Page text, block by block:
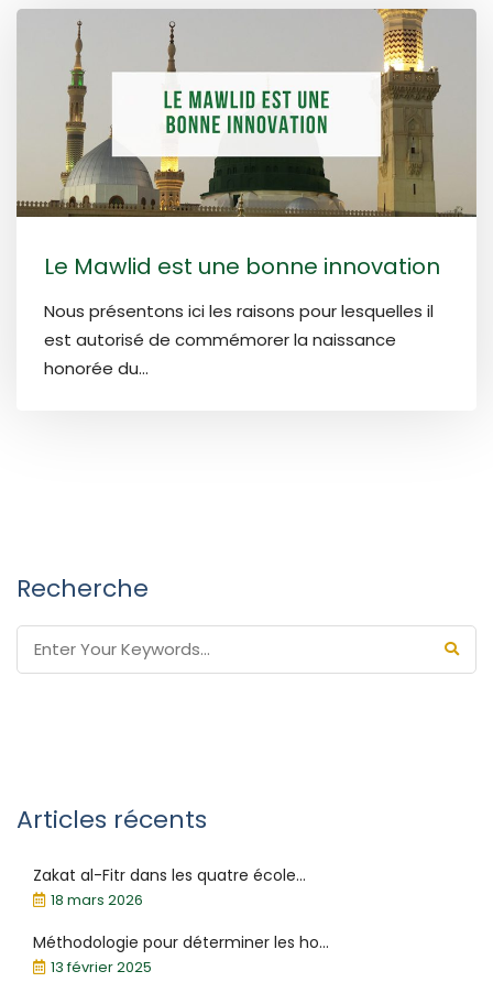
Le Mawlid est une bonne innovation
Nous présentons ici les raisons pour lesquelles il
est autorisé de commémorer la naissance
honorée du...
Recherche
Articles récents
Zakat al-Fitr dans les quatre école...
18 mars 2026
Méthodologie pour déterminer les ho...
13 février 2025